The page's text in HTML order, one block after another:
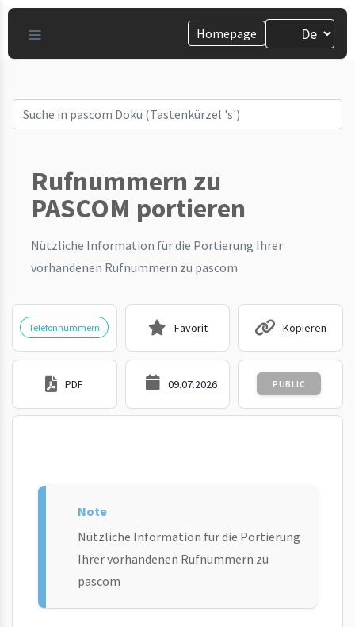
Homepage
Rufnummern zu
PASCOM portieren
Nützliche Information für die Portierung Ihrer
vorhandenen Rufnummern zu pascom
Telefonnummern Favorit Kopieren
PDF 09.07.2026 PUBLIC
Nützliche Information für die Portierung
Ihrer vorhandenen Rufnummern zu
pascom